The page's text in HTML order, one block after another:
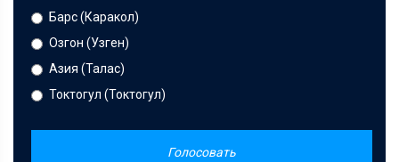
Барс (Каракол)
Озгон (Узген)
Азия (Талас)
Токтогул (Токтогул)
Голосовать